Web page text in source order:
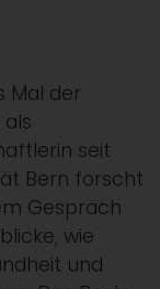
Mal der
seit
Bern forscht
Gespräch
wie
und